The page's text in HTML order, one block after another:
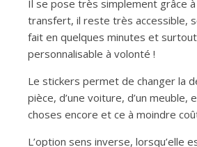
Il se pose très simplement grâce
transfert, il reste très accessible,
fait en quelques minutes et
personnalisable à volonté !
Le stickers permet de changer la
pièce, d’une voiture, d’un meuble,
choses encore et ce à moindre
L’option sens inverse, lorsqu’elle